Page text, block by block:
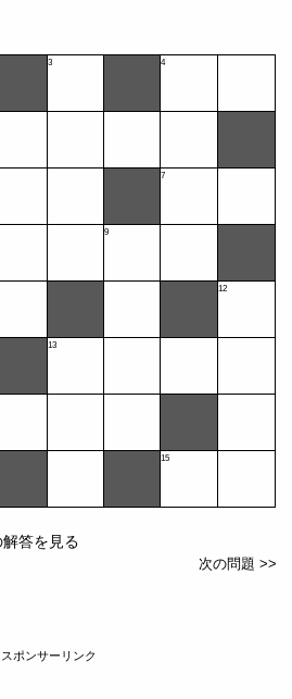
3 4
7
9
12
13
15
答を見る
次の問題 >>
スポンサーリンク